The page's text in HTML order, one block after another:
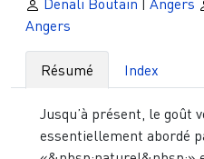
Angers
Résumé Index
Jusqu’à présent, le goût
essentiellement abordé